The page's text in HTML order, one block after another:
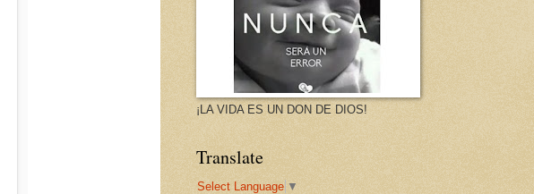
¡LA VIDA ES UN DON DE DIOS!
Translate
Select Language ▼